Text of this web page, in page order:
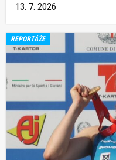
13. 7. 2026
REPORTÁŽE